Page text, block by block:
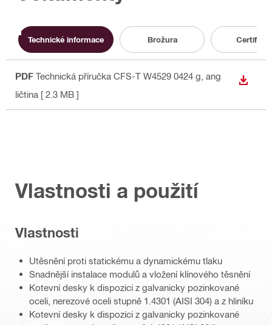
Technické informace Brožura Certifikát
PDF Technická příručka CFS-T W4529 0424 g , ang
ličtina [ 2.3 MB ]
Vlastnosti a použití
Vlastnosti
Utěsnění proti statickému a dynamickému tlaku
Snadnější instalace modulů a vložení klínového těsnění
Kotevní desky k dispozici z galvanicky pozinkované
oceli, nerezové oceli stupně 1.4301 (AISI 304) a z hliníku
Kotevní desky k dispozici z galvanicky pozinkované